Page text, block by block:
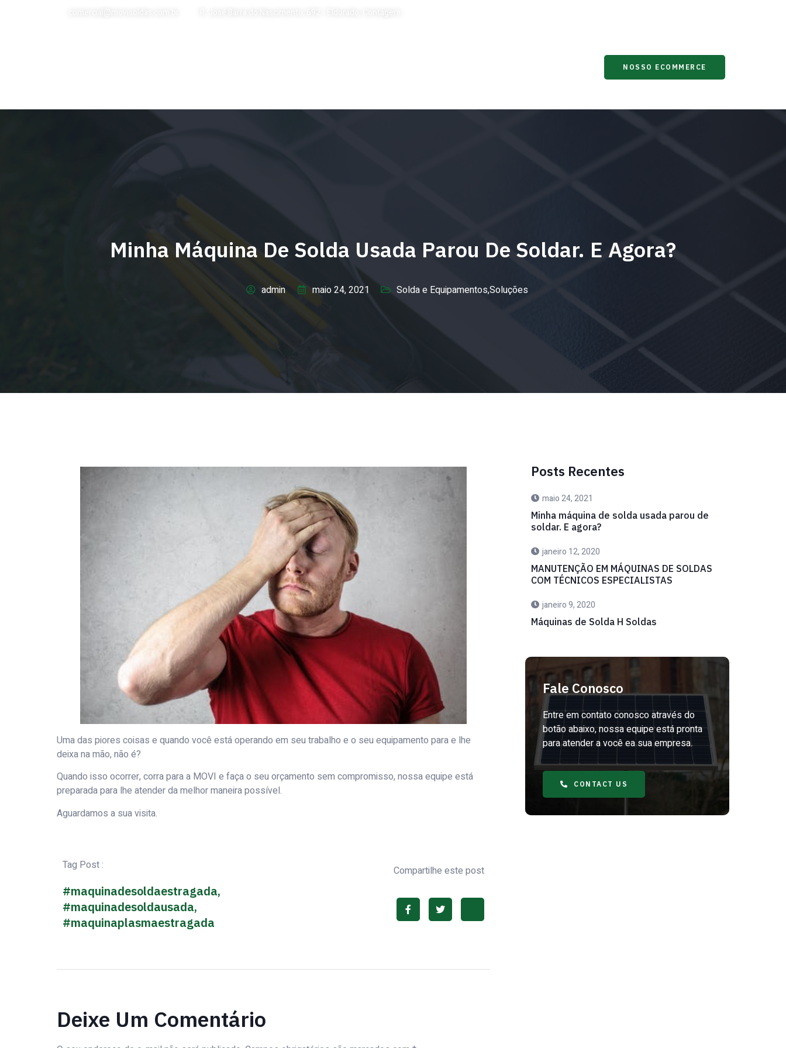
NOSSO ECOMMERCE
Minha Máquina De Solda Usada Parou De Soldar. E Agora?
admin maio 24, 2021 Solda e Equipamentos,Soluções
Uma das piores coisas e quando você está operando em seu trabalho e o seu equipamento para e lhe
deixa na mão, não é?
Quando isso ocorrer, corra para a MOVI e faça o seu orçamento sem compromisso, nossa equipe está
preparada para lhe atender da melhor maneira possível.
Aguardamos a sua visita.
Tag Post :
#maquinadesoldaestragada,
#maquinadesoldausada,
#maquinaplasmaestragada
Compartilhe este post
Deixe Um Comentário
Posts Recentes
maio 24, 2021
Minha máquina de solda usada parou de
soldar. E agora?
janeiro 12, 2020
MANUTENÇÃO EM MÁQUINAS DE SOLDAS
COM TÉCNICOS ESPECIALISTAS
janeiro 9, 2020
Máquinas de Solda H Soldas
Fale Conosco
Entre em contato conosco através do
botão abaixo, nossa equipe está pronta
para atender a você ea sua empresa.
CONTACT US